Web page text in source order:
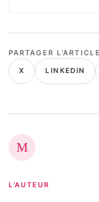
PARTAGER L’ARTICLE
X LINKEDIN
M
L’AUTEUR